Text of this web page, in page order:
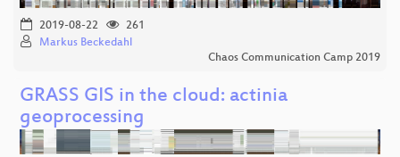
2019-08-22
261
Markus Beckedahl
Chaos Communication Camp 2019
GRASS GIS in the cloud: actinia
geoprocessing